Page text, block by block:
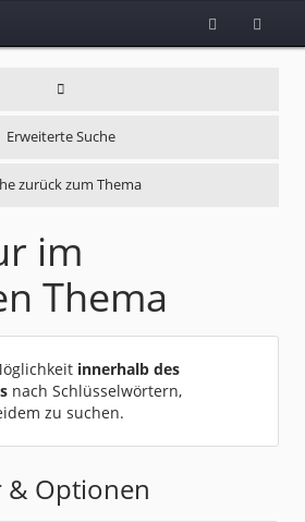
Erweiterte Suche
zurück zum Thema
im
Thema
innerhalb des
nach Schlüsselwörtern,
zu suchen.
& Optionen